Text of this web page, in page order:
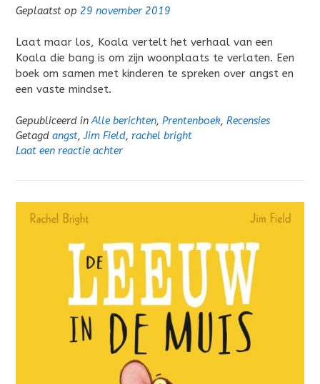
Geplaatst op 29 november 2019
Laat maar los, Koala vertelt het verhaal van een
Koala die bang is om zijn woonplaats te verlaten. Een
boek om samen met kinderen te spreken over angst en
een vaste mindset.
Gepubliceerd inAlle berichten, Prentenboek, Recensies
Getagd angst,Jim Field, rachel bright
Laat een reactie achter